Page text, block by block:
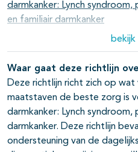
darmkanker: Lynch syndroom,
en familiair darmkanker
Diagnostiek en verwijzing
De detectie van Lynch
tumor analyse
Verwijscriteria voor klinisch
onderzoek bij adenomateuze
Genetische testen bij
bekijk
Waar gaat deze richtlijn
Deze richtlijn richt zich op
maatstaven de beste zorg is
darmkanker: Lynch syndroom,
darmkanker. Deze richtlijn
ondersteuning van de